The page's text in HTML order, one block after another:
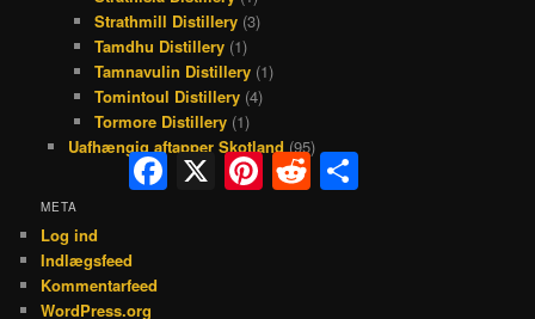
Strathmill Distillery (3)
Tamdhu Distillery (1)
Tamnavulin Distillery (1)
Tomintoul Distillery (4)
Tormore Distillery (1)
Uafhængig aftapper Skotland(95)
META
Log ind
Indlægsfeed
Kommentarfeed
WordPress.org
Facebook
X PinterestReddit